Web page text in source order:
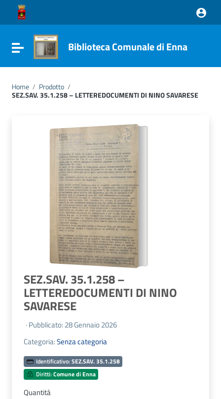
Vai ai contenuti
Vai al menu di navigazione
Vai al footer
Attiva / disattiva la navigazione
Biblioteca Comunale di Enna
Home / Prodotto /
SEZ.SAV. 35.1.258 – LETTEREDOCUMENTI DI NINO SAVARESE
SEZ.SAV. 35.1.258 –
LETTEREDOCUMENTI DI NINO
SAVARESE
· Pubblicato: 28 Gennaio 2026
Categoria:Senza categoria
Identificativo: SEZ.SAV. 35.1.258
Diritti:Comune di Enna
Quantità